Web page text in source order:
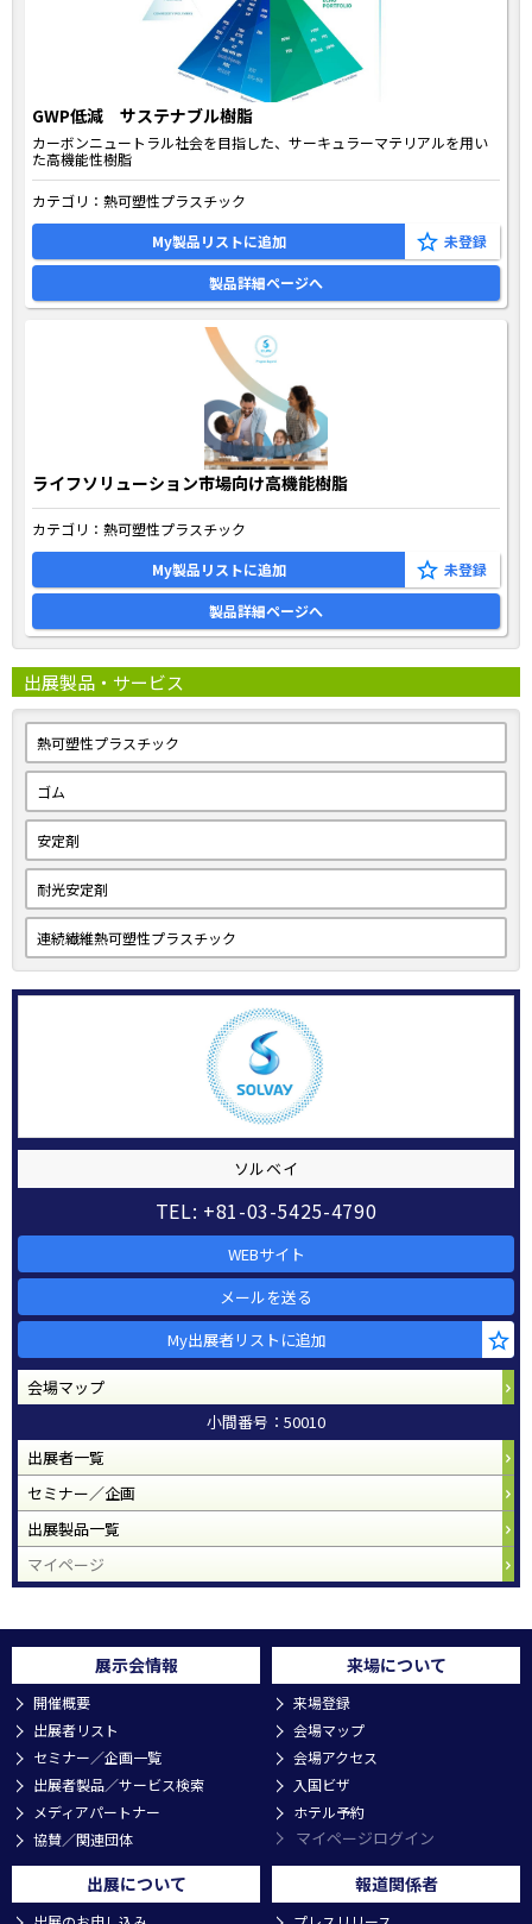
GWP低減 サステナブル樹脂
カーボンニュートラル社会を目指した、サーキュラーマテリアルを用い
た高機能性樹脂
カテゴリ： 熱可塑性プラスチック
My製品リストに追加
製品詳細ページへ
ライフソリューション市場向け高機能樹脂
カテゴリ： 熱可塑性プラスチック
My製品リストに追加
製品詳細ページへ
出展製品・サービス
熱可塑性プラスチック
ゴム
安定剤
耐光安定剤
連続繊維熱可塑性プラスチック
ソルベイ
TEL: +81-03-5425-4790
WEBサイト
メールを送る
My出展者リストに追加
会場マップ
小間番号：50010
出展者一覧
セミナー／企画
出展製品一覧
マイページ
展示会情報
開催概要
出展者リスト
セミナー／企画一覧
出展者製品／サービス検索
メディアパートナー
協賛／関連団体
来場について
来場登録
会場マップ
会場アクセス
入国ビザ
ホテル予約
マイページログイン
出展について 報道関係者